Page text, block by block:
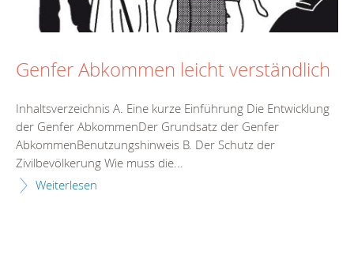
Genfer Abkommen leicht verständlich
Inhaltsverzeichnis A. Eine kurze Einführung Die Entwicklung
der Genfer AbkommenDer Grundsatz der Genfer
AbkommenBenutzungshinweis B. Der Schutz der
Zivilbevölkerung Wie muss die...
Weiterlesen